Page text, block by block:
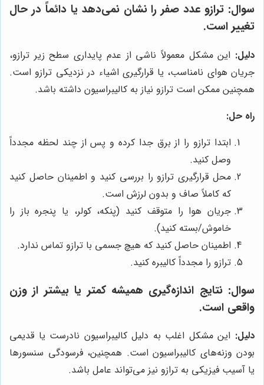
سوال: ترازو عدد صفر را نشان نمی‌دهد یا دائماً در حال
تغییر است.
دلیل: این مشکل معمولاً ناشی از عدم پایداری سطح زیر ترازو،
جریان هوای نامناسب، یا قرارگیری اشیاء در نزدیکی ترازو است.
همچنین ممکن است ترازو نیاز به کالیبراسیون داشته باشد.
راه حل:
ابتدا ترازو را از برق جدا کرده و پس از چند لحظه مجدداً
وصل کنید.
محل قرارگیری ترازو را بررسی کنید و اطمینان حاصل کنید
که کاملاً صاف و بدون لرزش است.
جریان هوا را متوقف کنید (پنکه، کولر، یا پنجره باز را
خاموش/بسته کنید).
اطمینان حاصل کنید که هیچ جسمی با ترازو تماس ندارد.
ترازو را مجدداً کالیبره کنید.
سوال: نتایج اندازه‌گیری همیشه کمتر یا بیشتر از وزن
واقعی است.
دلیل: این مشکل اغلب به دلیل کالیبراسیون نادرست یا قدیمی
بودن وزنه‌های کالیبراسیون است. همچنین، فرسودگی سنسورها
یا آسیب فیزیکی به ترازو نیز می‌تواند عامل باشد.